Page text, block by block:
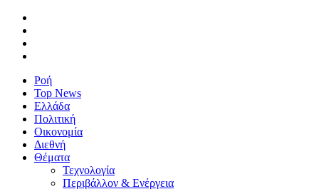
Ροή
Top News
Ελλάδα
Πολιτική
Οικονομία
Διεθνή
Θέματα
Τεχνολογία
Περιβάλλον & Ενέργεια